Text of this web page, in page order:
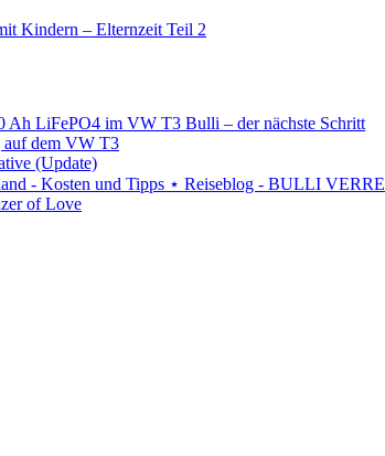
Kindern – Elternzeit Teil 2
Ah LiFePO4 im VW T3 Bulli – der nächste Schritt
auf dem VW T3
(Update)
- Kosten und Tipps ⋆ Reiseblog - BULLI
of Love